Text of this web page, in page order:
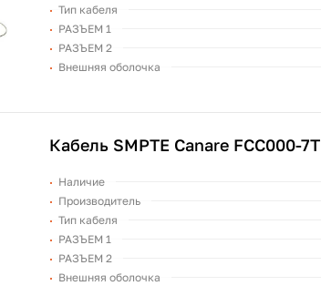
Тип кабеля
РАЗЪЕМ 1
РАЗЪЕМ 2
Внешняя оболочка
Кабель SMPTE Canare FCC000-7T
Наличие
Производитель
Тип кабеля
РАЗЪЕМ 1
РАЗЪЕМ 2
Внешняя оболочка